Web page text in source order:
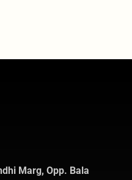
Marg, Opp. Bala